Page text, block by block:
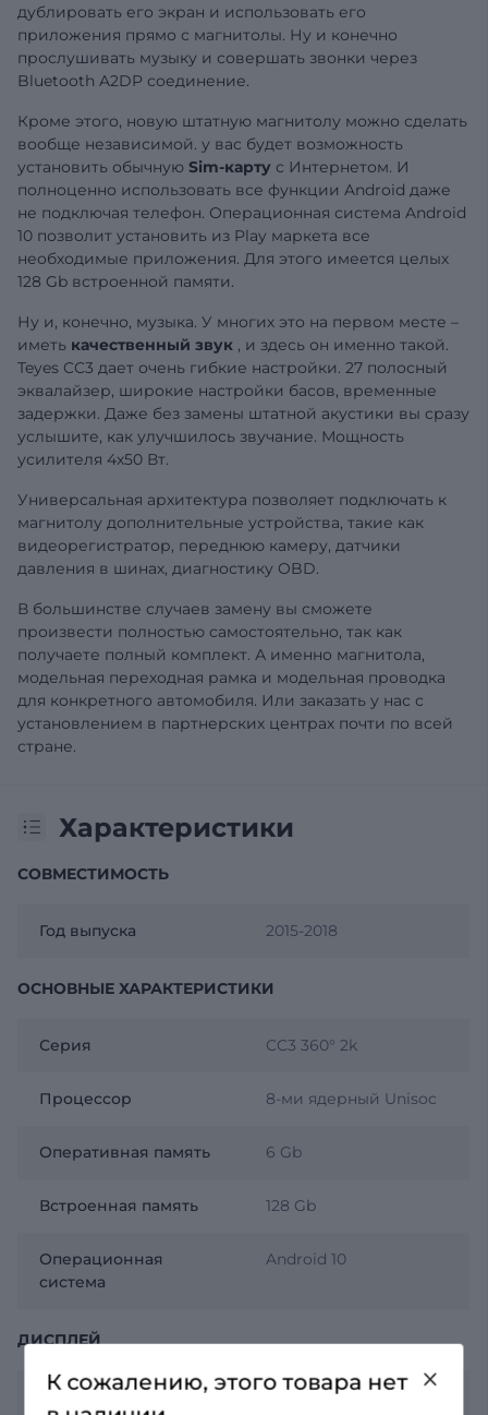
дублировать его экран и использовать его
приложения прямо с магнитолы. Ну и конечно
прослушивать музыку и совершать звонки через
Bluetooth A2DP соединение.
Кроме этого, новую штатную магнитолу можно сделать
вообще независимой. у вас будет возможность
установить обычную Sim-карту с Интернетом. И
полноценно использовать все функции Android даже
не подключая телефон. Операционная система Android
10 позволит установить из Play маркета все
необходимые приложения. Для этого имеется целых
128 Gb встроенной памяти.
Ну и, конечно, музыка. У многих это на первом месте –
иметь качественный звук , и здесь он именно такой.
Teyes CC3 дает очень гибкие настройки. 27 полосный
эквалайзер, широкие настройки басов, временные
задержки. Даже без замены штатной акустики вы сразу
услышите, как улучшилось звучание. Мощность
усилителя 4х50 Вт.
Универсальная архитектура позволяет подключать к
магнитолу дополнительные устройства, такие как
видеорегистратор, переднюю камеру, датчики
давления в шинах, диагностику OBD.
В большинстве случаев замену вы сможете
произвести полностью самостоятельно, так как
получаете полный комплект. А именно магнитола,
модельная переходная рамка и модельная проводка
для конкретного автомобиля. Или заказать у нас с
установлением в партнерских центрах почти по всей
стране.
Характеристики
СОВМЕСТИМОСТЬ
Год выпуска 2015-2018
ОСНОВНЫЕ ХАРАКТЕРИСТИКИ
Серия CC3 360° 2k
Процессор 8-ми ядерный Unisoc
Оперативная память 6 Gb
Встроенная память 128 Gb
Операционная
система
Android 10
ДИСПЛЕЙ
Разрешение 2К 2000х1200
К сожалению, этого товара нет